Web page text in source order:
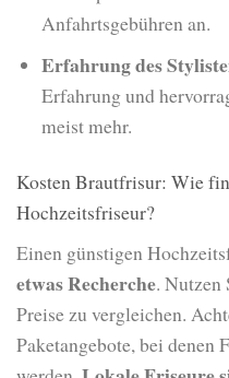
Anfahrtsgebühren an.
Erfahrung des
Erfahrung und
meist mehr.
Kosten Brautfrisur: Wie
Hochzeitsfriseur?
Einen günstigen
etwas Recherche. Nutzen
Preise zu vergleichen.
Paketangebote, bei